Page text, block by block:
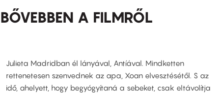
BŐVEBBEN A FILMRŐL
Julieta Madridban él lányával, Antíával. Mindketten
rettenetesen szenvednek az apa, Xoan elvesztésétől. S az
idő, ahelyett, hogy begyógyítaná a sebeket, csak eltávolítja